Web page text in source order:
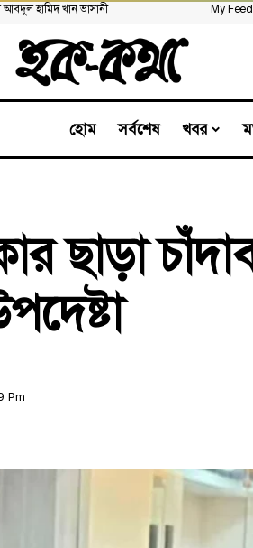
হামিদ খান ভাসানী My Feed
হোম সর্বশেষ খবর
ছাড়া
Pm